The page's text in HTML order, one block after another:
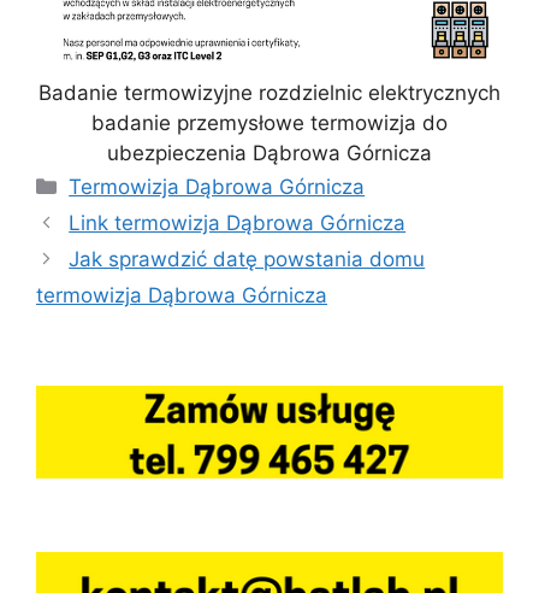
Badanie termowizyjne rozdzielnic elektrycznych
badanie przemysłowe termowizja do
ubezpieczenia Dąbrowa Górnicza
Kategorie
Termowizja Dąbrowa Górnicza
Link termowizja Dąbrowa Górnicza
Jak sprawdzić datę powstania domu
termowizja Dąbrowa Górnicza